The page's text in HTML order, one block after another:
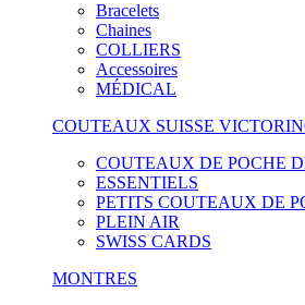
Bracelets
Chaines
COLLIERS
Accessoires
MÉDICAL
COUTEAUX SUISSE
COUTEAUX DE POCHE
ESSENTIELS
PETITS COUTEAUX DE
PLEIN AIR
SWISS CARDS
MONTRES